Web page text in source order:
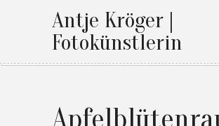
Antje Kröger |
Fotokünstlerin